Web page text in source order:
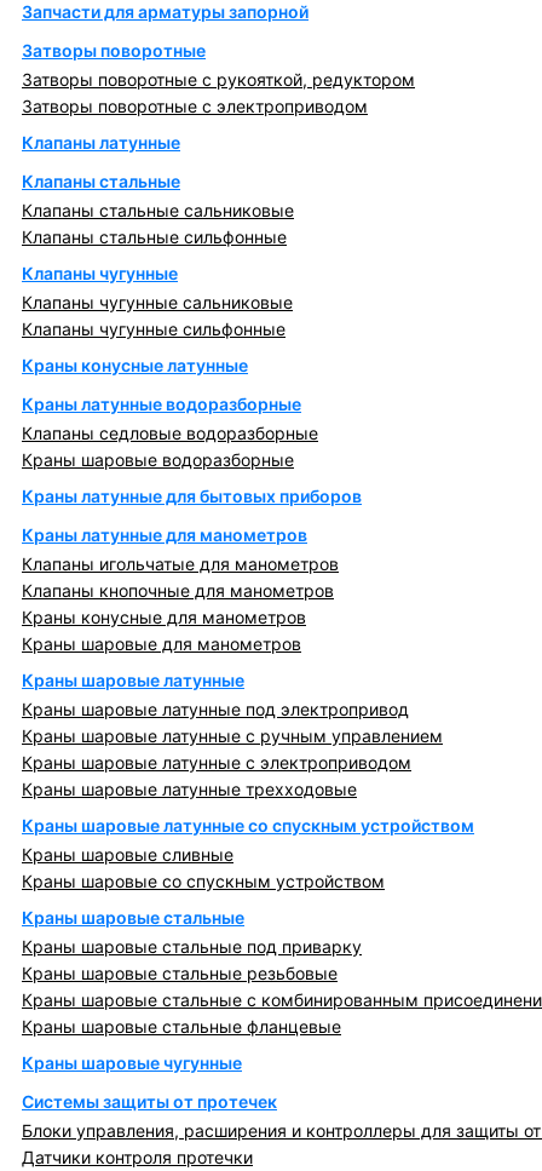
Запчасти для арматуры запорной
Затворы поворотные
Затворы поворотные с рукояткой, редуктором
Затворы поворотные с электроприводом
Клапаны латунные
Клапаны стальные
Клапаны стальные сальниковые
Клапаны стальные сильфонные
Клапаны чугунные
Клапаны чугунные сальниковые
Клапаны чугунные сильфонные
Краны конусные латунные
Краны латунные водоразборные
Клапаны седловые водоразборные
Краны шаровые водоразборные
Краны латунные для бытовых приборов
Краны латунные для манометров
Клапаны игольчатые для манометров
Клапаны кнопочные для манометров
Краны конусные для манометров
Краны шаровые для манометров
Краны шаровые латунные
Краны шаровые латунные под электропривод
Краны шаровые латунные с ручным управлением
Краны шаровые латунные с электроприводом
Краны шаровые латунные трехходовые
Краны шаровые латунные со спускным устройством
Краны шаровые сливные
Краны шаровые со спускным устройством
Краны шаровые стальные
Краны шаровые стальные под приварку
Краны шаровые стальные резьбовые
Краны шаровые стальные с комбинированным
Краны шаровые стальные фланцевые
Краны шаровые чугунные
Системы защиты от протечек
Блоки управления, расширения и контроллеры для защиты
Датчики контроля протечки